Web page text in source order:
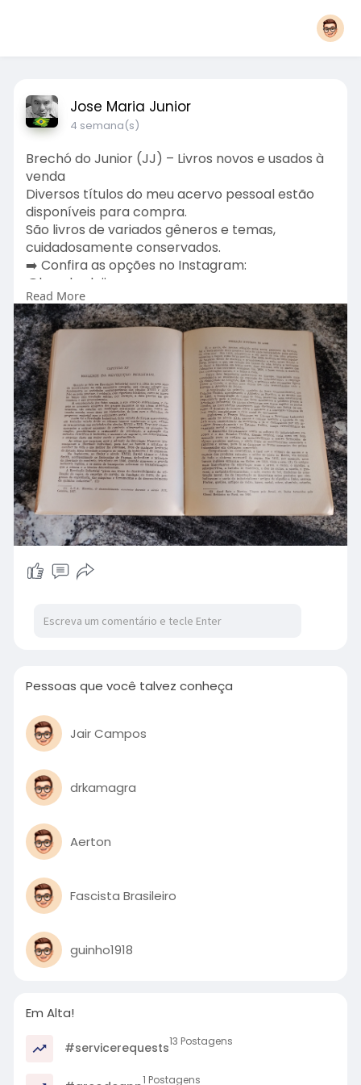
Jose Maria Junior
4 semana(s)
Brechó do Junior (JJ) – Livros novos e usados à
venda
Diversos títulos do meu acervo pessoal estão
disponíveis para compra.
São livros de variados gêneros e temas,
cuidadosamente conservados.
➡️ Confira as opções no Instagram:
@brechodojjr
➡️ Adquira diretamente pela OLX:
https://www.olx.com.br/perfil/j-junior-e02f9637
Aproveite a oportunidade de enriquecer sua
leitura por um ótimo custo-benefício.
Read More
Pessoas que você talvez conheça
Jair Campos
drkamagra
Aerton
Fascista Brasileiro
guinho1918
Em Alta!
#servicerequests13 Postagens
1 Postagens